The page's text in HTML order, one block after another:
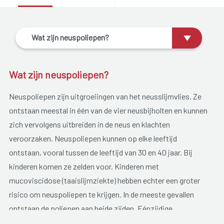
Wat zijn neuspoliepen?
Wat zijn neuspoliepen?
Neuspoliepen zijn uitgroeiingen van het neusslijmvlies. Ze
ontstaan meestal in één van de vier neusbijholten en kunnen
zich vervolgens uitbreiden in de neus en klachten
veroorzaken. Neuspoliepen kunnen op elke leeftijd
ontstaan, vooral tussen de leeftijd van 30 en 40 jaar. Bij
kinderen komen ze zelden voor. Kinderen met
mucoviscidose (taaislijmziekte) hebben echter een groter
risico om neuspoliepen te krijgen. In de meeste gevallen
ontstaan de poliepen aan beide zijden. Eénzijdige